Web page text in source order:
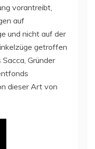
vorantreibt,
auf
und nicht auf der
getroffen
Gründer
dieser Art von